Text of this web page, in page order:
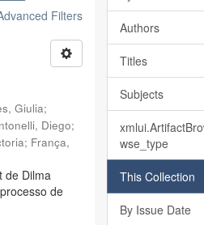
Filters
Giulia;
Diego;
; França,
de Dilma
de
Authors
Titles
Subjects
wse_type
This Collection
By Issue Date